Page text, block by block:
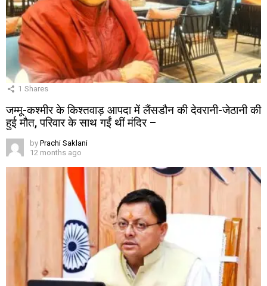
1 Shares
जम्मू-कश्मीर के किश्तवाड़ आपदा में लैंसडौन की देवरानी-जेठानी की
हुई मौत, परिवार के साथ गईं थीं मंदिर –
by Prachi Saklani
12 months ago